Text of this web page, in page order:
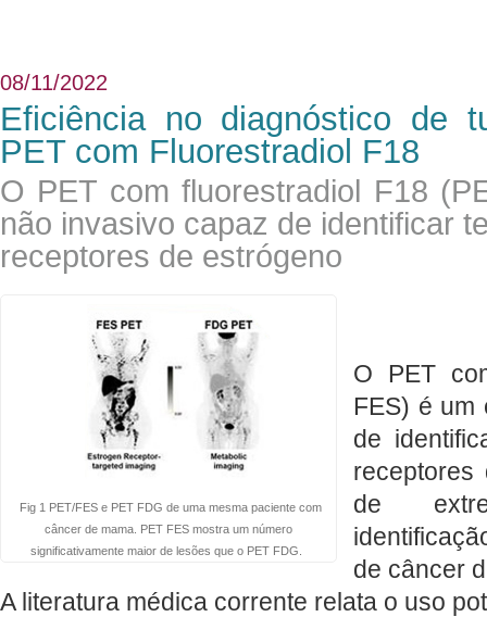
08/11/2022
Eficiência no diagnóstico de
PET com Fluorestradiol F18
O PET com fluorestradiol F18
não invasivo capaz de identificar
receptores de estrógeno
Fig 1 PET/FES e PET FDG de uma mesma paciente com
câncer de mama. PET FES mostra um número
significativamente maior de lesões que o PET FDG.
O PET
FES) é um
de
de
de câncer
A literatura médica corrente relata o uso